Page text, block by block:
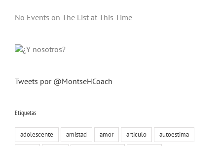
No Events on The List at This Time
Tweets por @MontseHCoach
Etiquetas
adolescente amistad amor artículo
autoestima